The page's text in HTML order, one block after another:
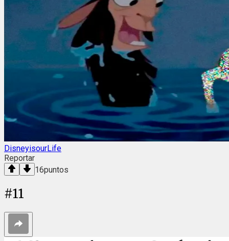
DisneyisourLife
Reportar
16puntos
#11